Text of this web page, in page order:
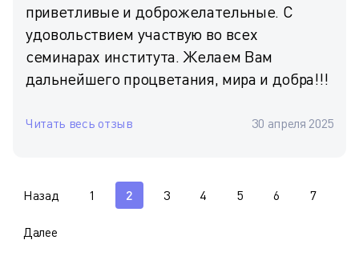
приветливые и доброжелательные. С
удовольствием участвую во всех
семинарах института. Желаем Вам
дальнейшего процветания, мира и добра!!!
30 апреля 2025
Читать весь отзыв
Назад 1 2 3 4 5 6 7
Далее